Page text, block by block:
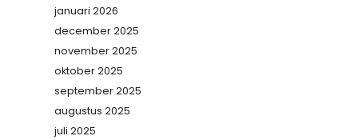
januari 2026
december 2025
november 2025
oktober 2025
september 2025
augustus 2025
juli 2025